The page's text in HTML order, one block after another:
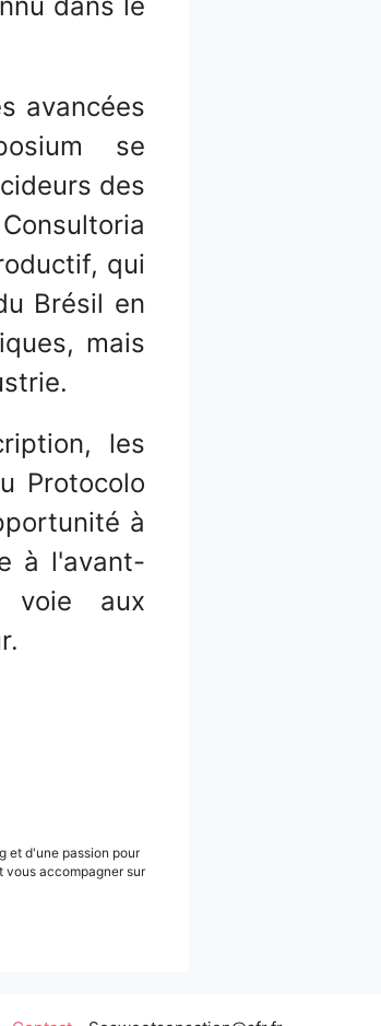
avancées
se
des
qui
Brésil en
mais
les
Protocolo
à
à l'avant-
voie aux
et d'une passion pour
vous accompagner sur